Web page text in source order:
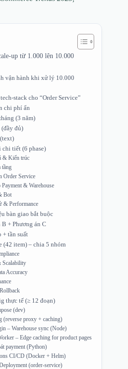
từ 1.000 lên 10.000
vận hành khi xử lý 10.000
cho “Order Service”
chi phí ẩn
(3 năm)
đủ)
chi tiết (6 phase)
& Kiến trúc
tầng
Order Service
Payment & Warehouse
Bot
& Performance
bàn giao bắt buộc
+ Phương án C
+ tần suất
(42 item) – chia 5 nhóm
Scalability
Accuracy
thực tế (≥ 12 đoạn)
(dev)
(reverse proxy + caching)
– Warehouse sync (Node)
– Edge caching for product pages
payment (Python)
CI/CD (Docker + Helm)
(order‑service)